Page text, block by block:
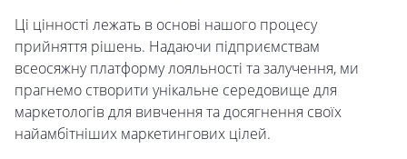
Ці цінності лежать в основі нашого процесу
прийняття рішень. Надаючи підприємствам
всеосяжну платформу лояльності та залучення, ми
прагнемо створити унікальне середовище для
маркетологів для вивчення та досягнення своїх
найамбітніших маркетингових цілей.